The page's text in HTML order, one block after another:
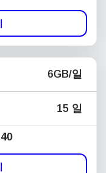
6GB/일
15 일
40